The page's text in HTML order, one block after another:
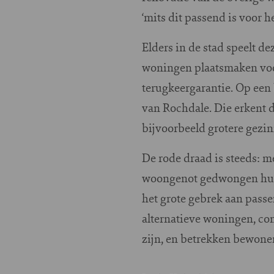
‘mits dit passend is voor
Elders in de stad speelt
woningen plaatsmaken
terugkeergarantie. Op
van Rochdale. Die erkent
bijvoorbeeld grotere
De rode draad is steeds:
woongenot gedwongen
het grote gebrek aan
alternatieve woningen,
zijn, en betrekken